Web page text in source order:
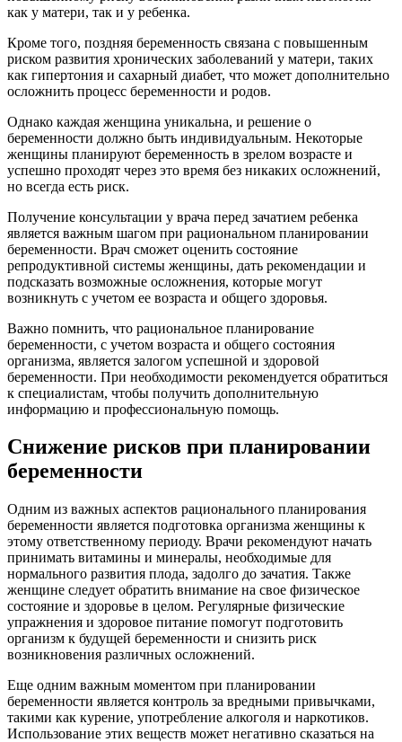
как у матери, так и у ребенка.
Кроме того, поздняя беременность связана с повышенным
риском развития хронических заболеваний у матери, таких
как гипертония и сахарный диабет, что может дополнительно
осложнить процесс беременности и родов.
Однако каждая женщина уникальна, и решение о
беременности должно быть индивидуальным. Некоторые
женщины планируют беременность в зрелом возрасте и
успешно проходят через это время без никаких осложнений,
но всегда есть риск.
Получение консультации у врача перед зачатием ребенка
является важным шагом при рациональном планировании
беременности. Врач сможет оценить состояние
репродуктивной системы женщины, дать рекомендации и
подсказать возможные осложнения, которые могут
возникнуть с учетом ее возраста и общего здоровья.
Важно помнить, что рациональное планирование
беременности, с учетом возраста и общего состояния
организма, является залогом успешной и здоровой
беременности. При необходимости рекомендуется обратиться
к специалистам, чтобы получить дополнительную
информацию и профессиональную помощь.
Снижение рисков при планировании
беременности
Одним из важных аспектов рационального планирования
беременности является подготовка организма женщины к
этому ответственному периоду. Врачи рекомендуют начать
принимать витамины и минералы, необходимые для
нормального развития плода, задолго до зачатия. Также
женщине следует обратить внимание на свое физическое
состояние и здоровье в целом. Регулярные физические
упражнения и здоровое питание помогут подготовить
организм к будущей беременности и снизить риск
возникновения различных осложнений.
Еще одним важным моментом при планировании
беременности является контроль за вредными привычками,
такими как курение, употребление алкоголя и наркотиков.
Использование этих веществ может негативно сказаться на